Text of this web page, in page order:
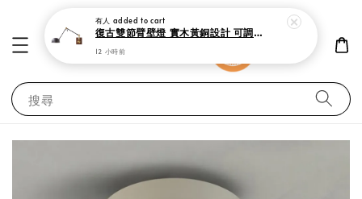
搜尋
有人 added to cart
復古雙節臂壁燈 實木黃銅設計 可調式工作閱讀燈
12 小時前